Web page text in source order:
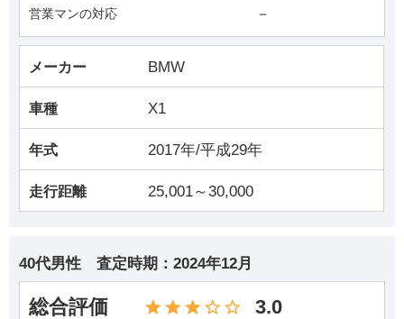
営業マンの対応 －
メーカー BMW
車種 X1
年式 2017年/平成29年
走行距離 25,001～30,000
40代男性 査定時期： 2024年12月
総合評価 3.0